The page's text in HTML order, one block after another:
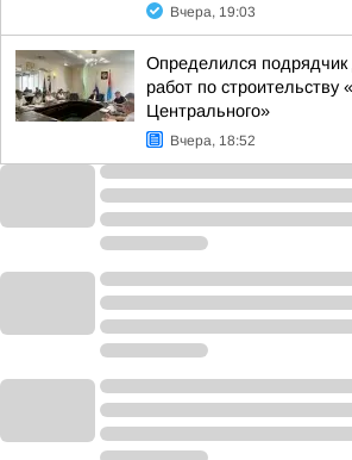
Вчера, 19:03
Определился
работ по строительству
Центрального»
Вчера, 18:52